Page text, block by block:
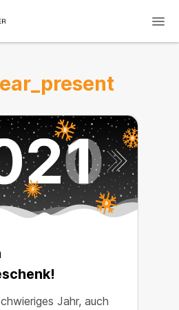
Jahr, auch